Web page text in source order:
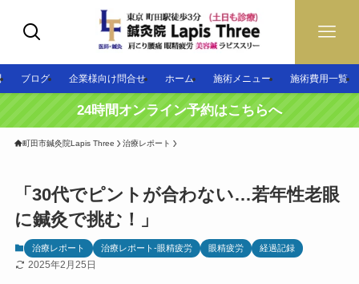
ブログ 企業様向け問合せ ホーム 施術メニュー 施術費用一覧
24時間オンライン予約はこちらへ
町田市鍼灸院Lapis Three 治療レポート
「30代でピントが合わない…若年性老眼
に鍼灸で挑む！」
治療レポート 治療レポート-眼精疲労 眼精疲労 経過記録
2025年2月25日